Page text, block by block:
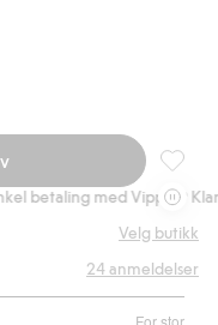
betaling med Vipps &
Velg butikk
For stor
24anmeldelser